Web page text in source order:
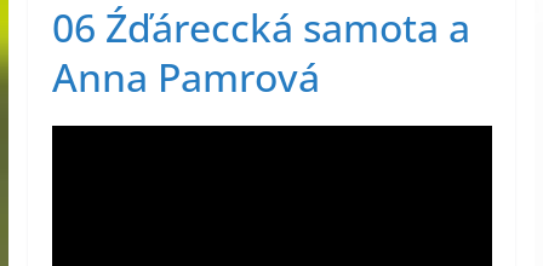
06 Źďáreccká samota a
Anna Pamrová